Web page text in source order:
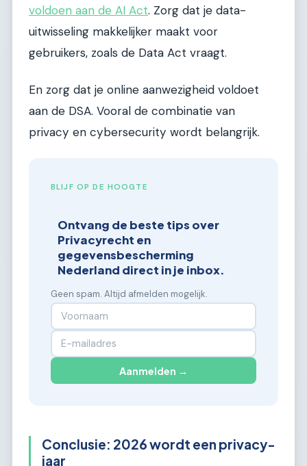
voldoen aan de AI Act. Zorg dat je data-
uitwisseling makkelijker maakt voor
gebruikers, zoals de Data Act vraagt.
En zorg dat je online aanwezigheid voldoet
aan de DSA. Vooral de combinatie van
privacy en cybersecurity wordt belangrijk.
BLIJF OP DE HOOGTE
Ontvang de beste tips over
Privacyrecht en
gegevensbescherming
Nederland direct in je inbox.
Geen spam. Altijd afmelden mogelijk.
Aanmelden →
Conclusie: 2026 wordt een privacy-
jaar